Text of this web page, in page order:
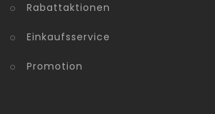
Rabattaktionen
Einkaufsservice
Promotion